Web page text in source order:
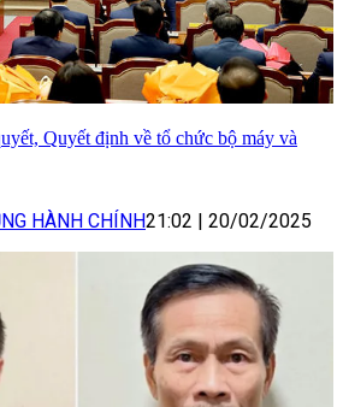
Quyết định về tổ chức bộ máy và
HÀNH CHÍNH21:02 | 20/02/2025